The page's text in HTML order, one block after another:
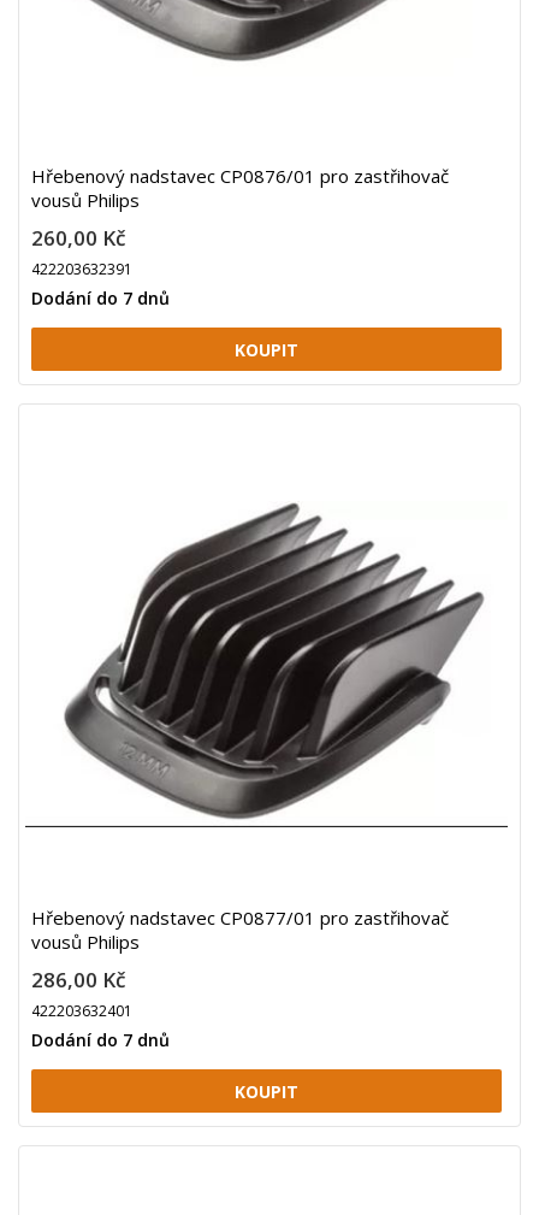
Hřebenový nadstavec CP0876/01 pro zastřihovač
vousů Philips
260,00 Kč
422203632391
Dodání do 7 dnů
Hřebenový nadstavec CP0877/01 pro zastřihovač
vousů Philips
286,00 Kč
422203632401
Dodání do 7 dnů